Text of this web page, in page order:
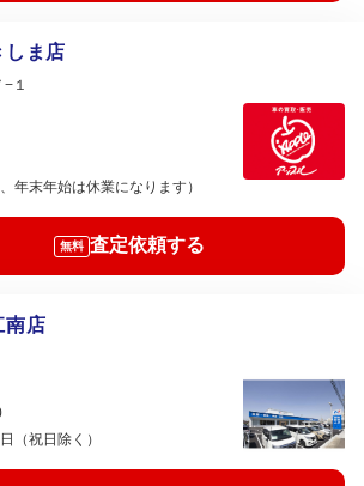
しま店
１
年末年始は休業になります）
無料 査定依頼する
店
（祝日除く）